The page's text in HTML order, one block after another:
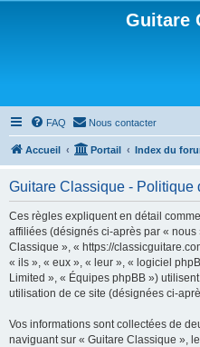
Guitare
FAQ Nous contacter
Accueil Portail Index du
Guitare Classique - Politique
Ces règles expliquent en détail
affiliées (désignés ci-après par « nous
Classique », « https://
« ils », « eux », « leur », « logiciel
Limited », « Équipes phpBB »)
utilisation de ce site (désignées ci-
Vos informations sont collectées de
naviguant sur « Guitare Classique »,